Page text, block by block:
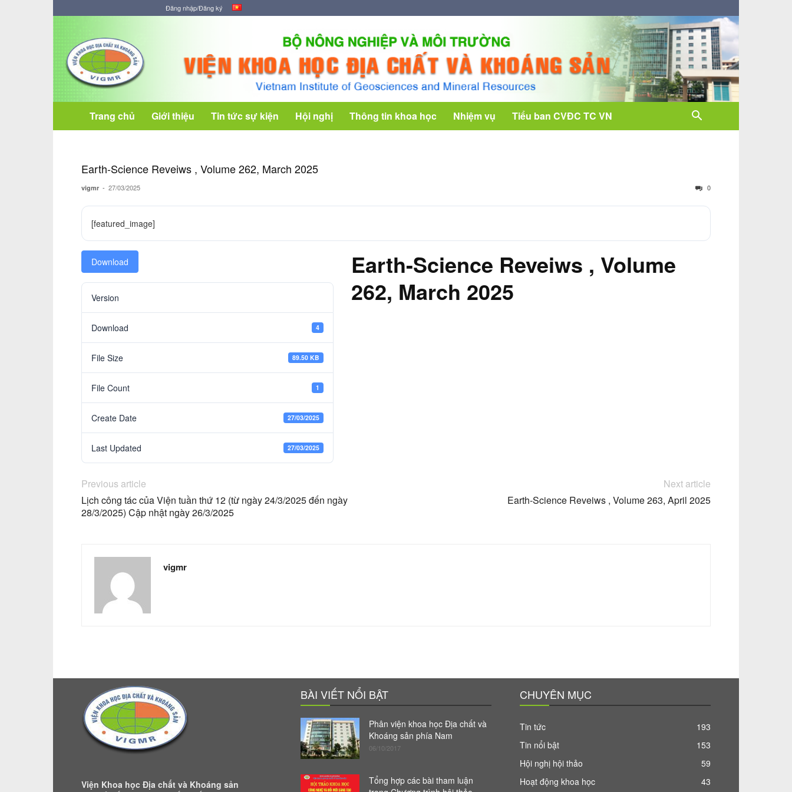
Đăng nhập/Đăng ký
Viện
Khoa
học
Địa
chất
và
Khoáng
sản
Trang chủ Giới thiệu Tin tức sự kiện Hội nghị Thông tin khoa học Nhiệm vụ Tiểu ban CVĐC TC VN
Earth-Science Reveiws , Volume 262, March 2025
vigmr - 27/03/2025 0
[featured_image]
Download
Version
Download 4
File Size 89.50 KB
File Count 1
Create Date 27/03/2025
Last Updated 27/03/2025
Earth-Science Reveiws , Volume
262, March 2025
Previous article
Lịch công tác của Viện tuần thứ 12 (từ ngày 24/3/2025 đến ngày
28/3/2025) Cập nhật ngày 26/3/2025
Next article
Earth-Science Reveiws , Volume 263, April 2025
vigmr
Viện Khoa học Địa chất và Khoáng sản
BÀI VIẾT NỔI BẬT
Phân viện khoa học Địa chất và
Khoáng sản phía Nam
06/10/2017
Tổng hợp các bài tham luận
CHUYÊN MỤC
Tin tức
193
Tin nổi bật
153
Hội nghị hội thảo
59
Hoạt động khoa học
43